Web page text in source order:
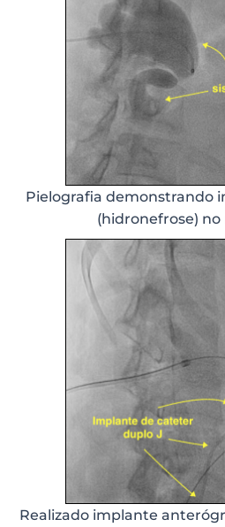
Pielografia demonstrando
(hidronefrose)
Realizado implante